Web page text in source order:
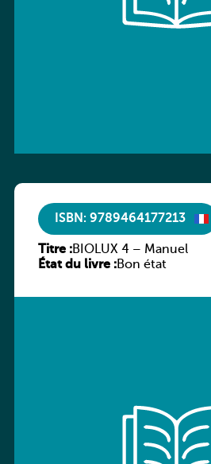
ISBN: 9789464177213
Titre :BIOLUX 4 – Manuel
État du livre :Bon état